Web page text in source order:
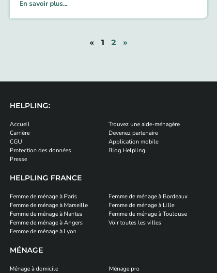
En savoir plus...
« 1 2 »
HELPLING:
Accueil
Carrière
CGU
Protection des données
Presse
Trouvez une aide-ménagère
Devenez partenaire
Application mobile
Blog Helpling
HELPLING FRANCE
Femme de ménage à Paris
Femme de ménage à Marseille
Femme de ménage à Nantes
Femme de ménage à Angers
Femme de ménage à Lyon
Femme de ménage à Bordeaux
Femme de ménage à Lille
Femme de ménage à Toulouse
Voir toutes les villes
MÉNAGE
Ménage à domicile
Ménage pro